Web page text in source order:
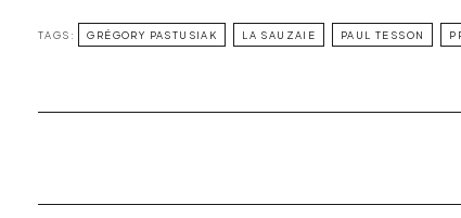
TAGS: GRÉGORY PASTUSIAK LA SAUZAIE PAUL TESSON